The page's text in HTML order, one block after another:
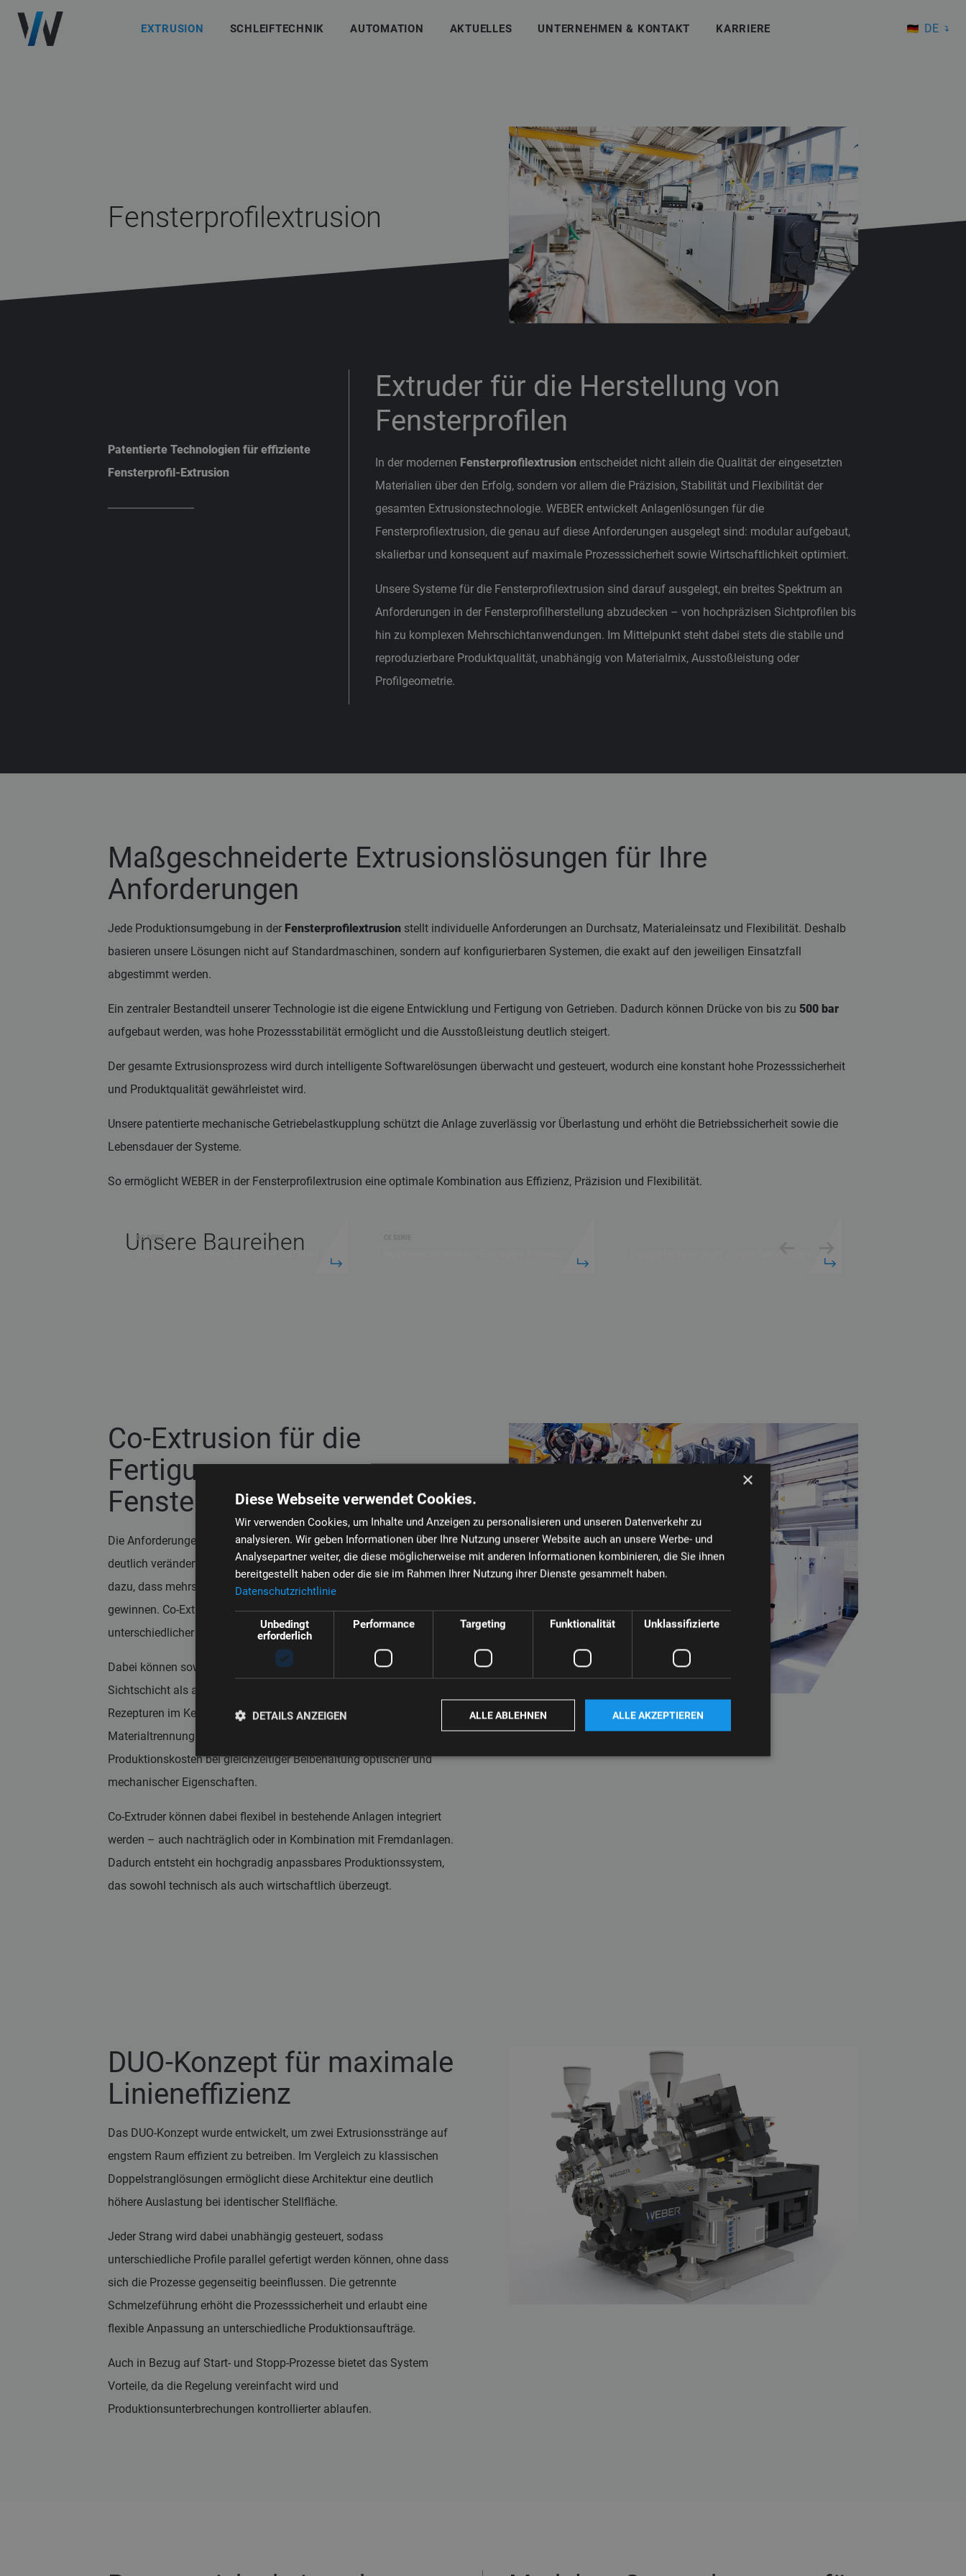
EXTRUSION SCHLEIFTECHNIK AUTOMATION AKTUELLES UNTERNEHMEN & KONTAKT KARRIERE DE
Fensterprofilextrusion
Patentierte Technologien für effiziente
Fensterprofil-Extrusion
Extruder für die Herstellung von
Fensterprofilen
In der modernen Fensterprofilextrusion entscheidet nicht allein die Qualität der eingesetzten
Materialien über den Erfolg, sondern vor allem die Präzision, Stabilität und Flexibilität der
gesamten Extrusionstechnologie. WEBER entwickelt Anlagenlösungen für die
Fensterprofilextrusion, die genau auf diese Anforderungen ausgelegt sind: modular aufgebaut,
skalierbar und konsequent auf maximale Prozesssicherheit sowie Wirtschaftlichkeit optimiert.
Unsere Systeme für die Fensterprofilextrusion sind darauf ausgelegt, ein breites Spektrum an
Anforderungen in der Fensterprofilherstellung abzudecken – von hochpräzisen Sichtprofilen bis
hin zu komplexen Mehrschichtanwendungen. Im Mittelpunkt steht dabei stets die stabile und
reproduzierbare Produktqualität, unabhängig von Materialmix, Ausstoßleistung oder
Profilgeometrie.
Maßgeschneiderte Extrusionslösungen für Ihre
Anforderungen
Jede Produktionsumgebung in der Fensterprofilextrusion stellt individuelle Anforderungen an Durchsatz, Materialeinsatz und Flexibilität. Deshalb
basieren unsere Lösungen nicht auf Standardmaschinen, sondern auf konfigurierbaren Systemen, die exakt auf den jeweiligen Einsatzfall
abgestimmt werden.
Ein zentraler Bestandteil unserer Technologie ist die eigene Entwicklung und Fertigung von Getrieben. Dadurch können Drücke von bis zu 500 bar
aufgebaut werden, was hohe Prozessstabilität ermöglicht und die Ausstoßleistung deutlich steigert.
Der gesamte Extrusionsprozess wird durch intelligente Softwarelösungen überwacht und gesteuert, wodurch eine konstant hohe Prozesssicherheit
und Produktqualität gewährleistet wird.
Unsere patentierte mechanische Getriebelastkupplung schützt die Anlage zuverlässig vor Überlastung und erhöht die Betriebssicherheit sowie die
Lebensdauer der Systeme.
So ermöglicht WEBER in der Fensterprofilextrusion eine optimale Kombination aus Effizienz, Präzision und Flexibilität.
Unsere Baureihen
DS SERIE
Doppelschnecken-Extruder parallel
Co-Extrusion für die
Fertigung von
Fensterprofilen
Die Anforderungen an Fensterprofile haben sich in den letzten Jahren
deutlich verändert. Wirtschaftliche und funktionale Aspekte führen
dazu, dass mehrschichtige Profile zunehmend an Bedeutung
gewinnen. Co-Extrusion ermöglicht dabei die gezielte Kombination
unterschiedlicher Materialien innerhalb eines Profils.
Dabei können sowohl hochwertige Virgin-Materialien für die
Sichtschicht als auch kosteneffiziente Rezyklate oder Core-
Rezepturen im Kernbereich verarbeitet werden. Diese
Materialtrennung ermöglicht eine signifikante Reduktion der
Produktionskosten bei gleichzeitiger Beibehaltung optischer und
mechanischer Eigenschaften.
Co-Extruder können dabei flexibel in bestehende Anlagen integriert
werden – auch nachträglich oder in Kombination mit Fremdanlagen.
Dadurch entsteht ein hochgradig anpassbares Produktionssystem,
das sowohl technisch als auch wirtschaftlich überzeugt.
DUO-Konzept für maximale
Linieneffizienz
Das DUO-Konzept wurde entwickelt, um zwei Extrusionsstränge auf
engstem Raum effizient zu betreiben. Im Vergleich zu klassischen
Doppelstranglösungen ermöglicht diese Architektur eine deutlich
höhere Auslastung bei identischer Stellfläche.
Jeder Strang wird dabei unabhängig gesteuert, sodass
unterschiedliche Profile parallel gefertigt werden können, ohne dass
sich die Prozesse gegenseitig beeinflussen. Die getrennte
Schmelzeführung erhöht die Prozesssicherheit und erlaubt eine
flexible Anpassung an unterschiedliche Produktionsaufträge.
Auch in Bezug auf Start- und Stopp-Prozesse bietet das System
Vorteile, da die Regelung vereinfacht wird und
Produktionsunterbrechungen kontrollierter ablaufen.
×
Diese Webseite verwendet Cookies.
Wir verwenden Cookies, um Inhalte und Anzeigen zu personalisieren und unseren Datenverkehr zu
analysieren. Wir geben Informationen über Ihre Nutzung unserer Website auch an unsere Werbe- und
Analysepartner weiter, die diese möglicherweise mit anderen Informationen kombinieren, die Sie ihnen
bereitgestellt haben oder die sie im Rahmen Ihrer Nutzung ihrer Dienste gesammelt haben.
Datenschutzrichtlinie
Unbedingt
erforderlich
Performance Targeting Funktionalität Unklassifizierte
ALLE AKZEPTIEREN
ALLE ABLEHNEN
DETAILS ANZEIGEN